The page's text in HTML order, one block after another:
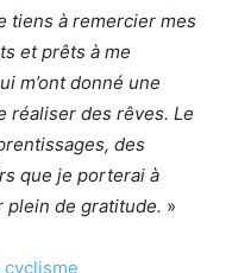
tiens à remercier mes
et prêts à me
m’ont donné une
réaliser des rêves. Le
des
que je porterai à
de gratitude. »
cyclisme